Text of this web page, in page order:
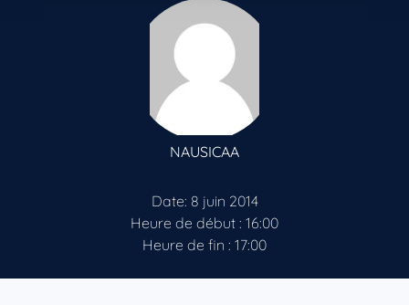
NAUSICAA
Date: 8 juin 2014
Heure de début : 16:00
Heure de fin : 17:00